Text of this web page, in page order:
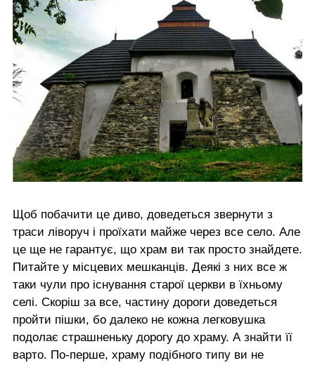
Щоб побачити це диво, доведеться звернути з
траси ліворуч і проїхати майже через все село. Але
це ще не гарантує, що храм ви так просто знайдете.
Питайте у місцевих мешканців. Деякі з них все ж
таки чули про існування старої церкви в їхньому
селі. Скоріш за все, частину дороги доведеться
пройти пішки, бо далеко не кожна легковушка
подолає страшненьку дорогу до храму. А знайти її
варто. По-перше, храму подібного типу ви не